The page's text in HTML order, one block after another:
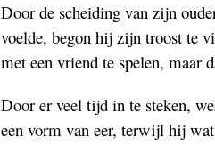
Door de scheiding van zijn
voelde, begon hij zijn troost te
met een vriend te spelen, maar
Door er veel tijd in te steken,
een vorm van eer, terwijl hij